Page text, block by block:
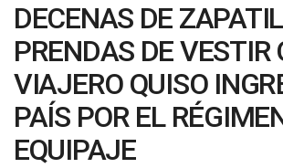
DECENAS DE
PRENDAS DE VESTIR
VIAJERO QUISO
PAÍS POR EL
EQUIPAJE